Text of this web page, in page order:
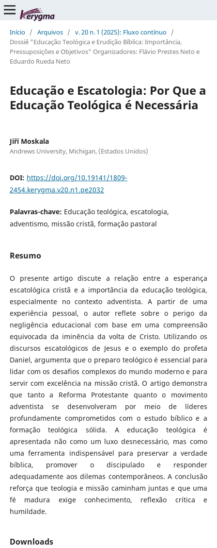
Início / Arquivos / v. 20 n. 1 (2025): Fluxo contínuo /
Dossiê "Educação Teológica e Erudição Bíblica: Importância,
Pressuposições e Objetivos" Organizadores: Flávio Prestes Neto e
Eduardo Rueda Neto
Educação e Escatologia: Por Que a
Educação Teológica é Necessária
Jiří Moskala
Andrews University, Michigan, (Estados Unidos)
DOI: https://doi.org/10.19141/1809-
2454.kerygma.v20.n1.pe2032
Palavras-chave: Educação teológica, escatologia,
adventismo, missão cristã, formação pastoral
Resumo
O presente artigo discute a relação entre a esperança
escatológica cristã e a importância da educação teológica,
especialmente no contexto adventista. A partir de uma
experiência pessoal, o autor reflete sobre o perigo da
negligência educacional com base em uma compreensão
equivocada da iminência da volta de Cristo. Utilizando os
discursos escatológicos de Jesus e o exemplo do profeta
Daniel, argumenta que o preparo teológico é essencial para
lidar com os desafios complexos do mundo moderno e para
servir com excelência na missão cristã. O artigo demonstra
que tanto a Reforma Protestante quanto o movimento
adventista se desenvolveram por meio de líderes
profundamente comprometidos com o estudo bíblico e a
formação teológica sólida. A educação teológica é
apresentada não como um luxo desnecessário, mas como
uma ferramenta indispensável para preservar a verdade
bíblica, promover o discipulado e responder
adequadamente aos dilemas contemporâneos. A conclusão
reforça que teologia e missão caminham juntas e que uma
fé madura exige conhecimento, reflexão crítica e
humildade.
Downloads